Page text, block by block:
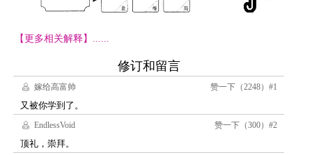
【更多相关解释】......